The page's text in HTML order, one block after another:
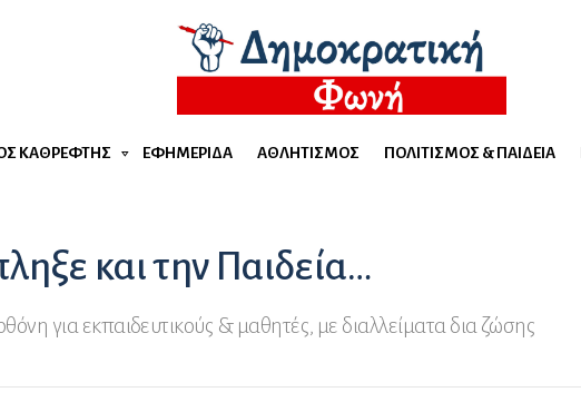
ΚΑΘΡΈΦΤΗΣ ΕΦΗΜΕΡΊΔΑ ΑΘΛΗΤΙΣΜΌΣ ΠΟΛΙΤΙΣΜΌΣ & ΠΑΙΔΕΊΑ
και την Παιδεία…
για εκπαιδευτικούς & μαθητές, με διαλλείματα δια ζώσης